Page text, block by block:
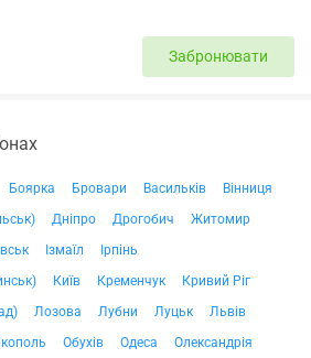
Забронювати
Боярка Бровари Васильків
Вінниця
Дніпро Дрогобич
Житомир
Ізмаїл
Ірпінь
Київ Кременчук
Кривий Ріг
Лозова Лубни Луцьк
Львів
Обухів Одеса
Олександрія